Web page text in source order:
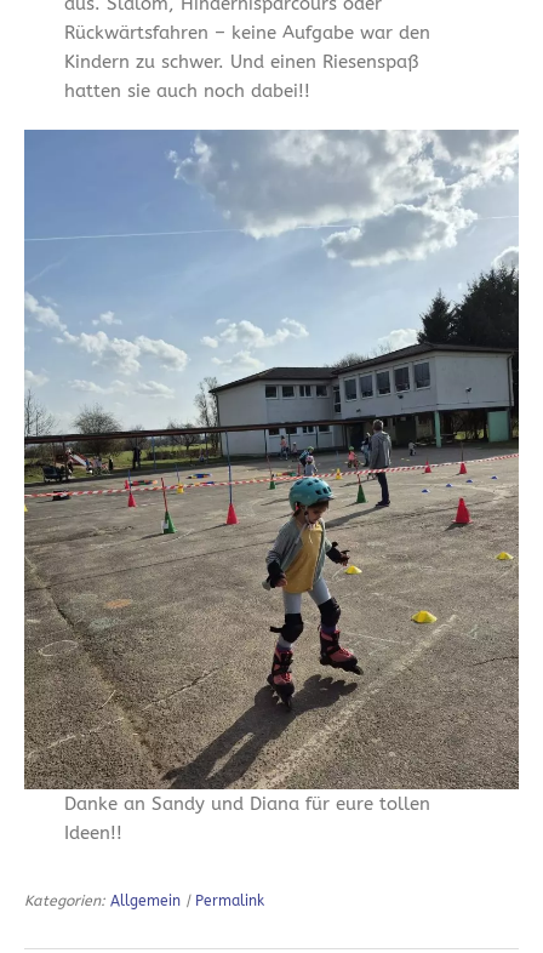
Rückwärtsfahren – keine Aufgabe war den
Kindern zu schwer. Und einen Riesenspaß
hatten sie auch noch dabei!!
Danke an Sandy und Diana für eure tollen
Ideen!!
Kategorien: Allgemein | Permalink